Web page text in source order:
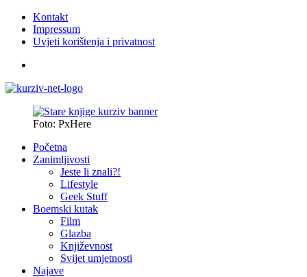
Kontakt
Impressum
Uvjeti korištenja i privatnost
Foto: PxHere
Početna
Zanimljivosti
Jeste li znali?!
Lifestyle
Geek Stuff
Boemski kutak
Film
Glazba
Književnost
Svijet umjetnosti
Najave